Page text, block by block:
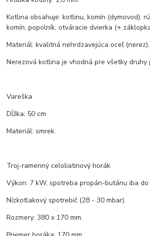
Kotlina obsahuje: kotlinu, komín (dymovod):
komín, popolník, otváracie dvierka (+
Materiál: kvalitná nehrdzavejúca oceľ (nerez).
Nerezová kotlina je vhodná pre všetky druhy
Vareška
Dĺžka: 50 cm
Materiál: smrek.
Troj-ramenný celoliatinový horák
Výkon: 7 kW, spotreba propán-butánu iba do
Nízkotlakový spotrebič (28 - 30 mbar).
Rozmery: 380 x 170 mm.